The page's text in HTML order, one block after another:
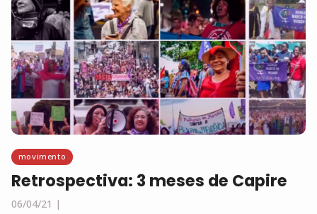
movimento
Retrospectiva: 3 meses de Capire
06/04/21